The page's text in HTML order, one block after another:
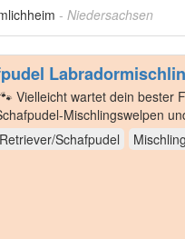
- Niedersachsen
Vielleicht wartet dein
Mischlingswelpen
Schafpudel Mischling